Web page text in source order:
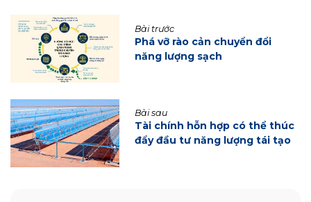
Bài trước
Phá vỡ rào cản chuyển đổi
năng lượng sạch
Bài sau
Tài chính hỗn hợp có thể thúc
đẩy đầu tư năng lượng tái tạo